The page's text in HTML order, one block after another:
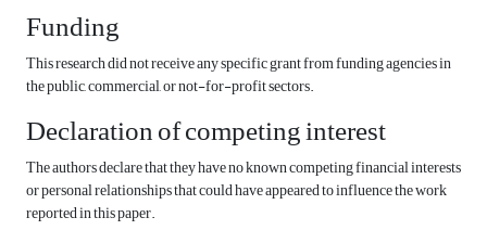
Funding
This research did not receive any specific grant from funding agencies in
the public, commercial, or not-for-profit sectors.
Declaration of competing interest
The authors declare that they have no known competing financial interests
or personal relationships that could have appeared to influence the work
reported in this paper.